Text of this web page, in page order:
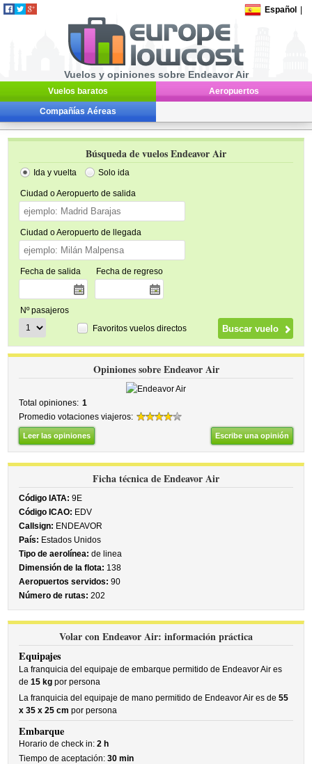
Español
Vuelos y opiniones sobre Endeavor Air
Vuelos baratos Aeropuertos
Compañías Aéreas
Búsqueda de vuelos Endeavor Air
Ida y vuelta Solo ida
Ciudad o Aeropuerto de salida
Ciudad o Aeropuerto de llegada
Fecha de salida Fecha de regreso
Nº pasajeros
Favoritos vuelos directos
Opiniones sobre Endeavor Air
Total opiniones: 1
Promedio votaciones viajeros:
Leer las opiniones Escribe una opinión
Ficha técnica de Endeavor Air
Código IATA: 9E
Código ICAO: EDV
Callsign: ENDEAVOR
País: Estados Unidos
Tipo de aerolínea: de linea
Dimensión de la flota: 138
Aeropuertos servidos: 90
Número de rutas: 202
Volar con Endeavor Air: información práctica
Equipajes
La franquicia del equipaje de embarque permitido de Endeavor Air es
de15 kg por persona
La franquicia del equipaje de mano permitido de Endeavor Air es de55
x 35 x 25 cm por persona
Embarque
Horario de check in:2 h
Tiempo de aceptación:30 min